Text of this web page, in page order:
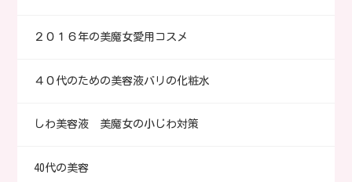
２０１６年の美魔女愛用コスメ
４０代のための美容液バリの化粧水
しわ美容液 美魔女の小じわ対策
40代の美容